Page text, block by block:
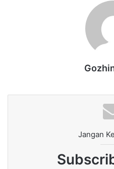
Jangan